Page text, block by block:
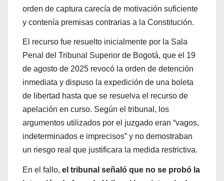
orden de captura carecía de motivación suficiente
y contenía premisas contrarias a la Constitución.
El recurso fue resuelto inicialmente por la Sala
Penal del Tribunal Superior de Bogotá, que el 19
de agosto de 2025 revocó la orden de detención
inmediata y dispuso la expedición de una boleta
de libertad hasta que se resuelva el recurso de
apelación en curso. Según el tribunal, los
argumentos utilizados por el juzgado eran “vagos,
indeterminados e imprecisos” y no demostraban
un riesgo real que justificara la medida restrictiva.
En el fallo, el tribunal señaló que no se probó la